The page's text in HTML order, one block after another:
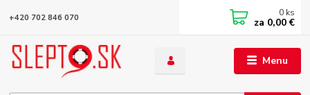
Menu
+420 702 846 070 0 ks
za 0,00 €